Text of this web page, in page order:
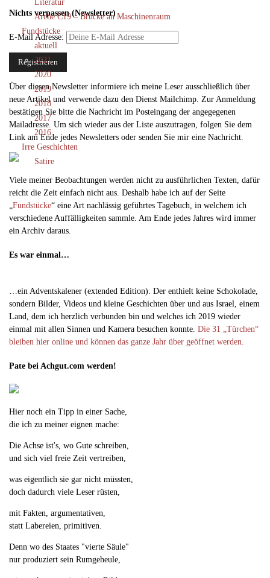
Literatur
Arche C19 – Brücke an Maschinenraum
Fundstücke
aktuell
2021
2020
2019
2018
2017
2016
Irre Geschichten
Satire
Nichts verpassen (Newsletter)
E-Mail Adresse:
Über diesen Newsletter informiere ich meine Leser ausschließlich über
neue Artikel und verwende dazu den Dienst Mailchimp. Zur Anmeldung
bestätigen Sie bitte die Nachricht im Posteingang der angegegenen
Mailadresse. Um sich wieder aus der Liste auszutragen, folgen Sie dem
Link am Ende jedes Newsletters oder senden Sie mir eine Nachricht.
Viele meiner Beobachtungen werden nicht zu ausführlichen Texten, dafür
reicht die Zeit einfach nicht aus. Deshalb habe ich auf der Seite
„Fundstücke“ eine Art nachlässig geführtes Tagebuch, in welchem ich
verschiedene Auffälligkeiten sammle. Am Ende jedes Jahres wird immer
ein Archiv daraus.
Es war einmal…
…ein Adventskalener (extended Edition). Der enthielt keine Schokolade,
sondern Bilder, Videos und kleine Geschichten über und aus Israel, einem
Land, dem ich herzlich verbunden bin und welches ich 2019 wieder
einmal mit allen Sinnen und Kamera besuchen konnte. Die 31 „Türchen“
bleiben hier online und können das ganze Jahr über geöffnet werden.
Pate bei Achgut.com werden!
Hier noch ein Tipp in einer Sache,
die ich zu meiner eignen mache:
Die Achse ist's, wo Gute schreiben,
und sich viel freie Zeit vertreiben,
was eigentlich sie gar nicht müssten,
doch dadurch viele Leser rüsten,
mit Fakten, argumentativen,
statt Labereien, primitiven.
Denn wo des Staates "vierte Säule"
nur produziert sein Rumgeheule,